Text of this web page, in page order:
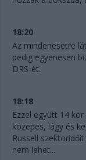
18:20
Az mindenesetre
pedig egyenesen
DRS-ét.
18:18
Ezzel együtt 14
közepes, lágy és
Russell
nem lehet...